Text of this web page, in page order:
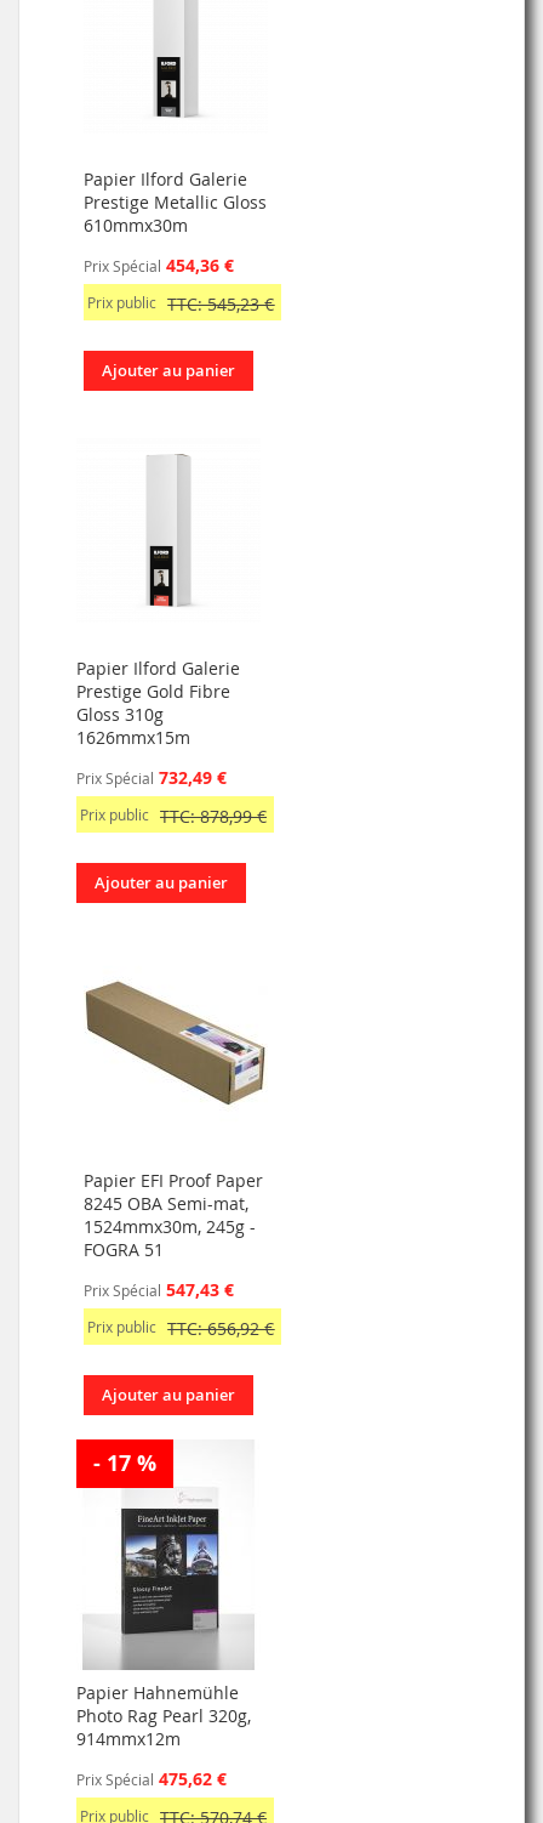
Papier Ilford Galerie
Prestige Metallic Gloss
610mmx30m
Prix Spécial 454,36 €
Prix public TTC: 545,23 €
Ajouter au panier
Papier Ilford Galerie
Prestige Gold Fibre
Gloss 310g
1626mmx15m
Prix Spécial 732,49 €
Prix public TTC: 878,99 €
Ajouter au panier
Papier EFI Proof Paper
8245 OBA Semi-mat,
1524mmx30m, 245g -
FOGRA 51
Prix Spécial 547,43 €
Prix public TTC: 656,92 €
Ajouter au panier
- 17 %
Papier Hahnemühle
Photo Rag Pearl 320g,
914mmx12m
Prix Spécial 475,62 €
Prix public TTC: 570,74 €